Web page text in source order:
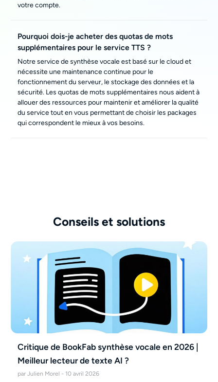
votre compte.
Pourquoi dois-je acheter des quotas de mots
supplémentaires pour le service TTS ?
Notre service de synthèse vocale est basé sur le cloud et
nécessite une maintenance continue pour le
fonctionnement du serveur, le stockage des données et la
sécurité. Les quotas de mots supplémentaires nous aident à
allouer des ressources pour maintenir et améliorer la qualité
du service tout en vous permettant de choisir les packages
qui correspondent le mieux à vos besoins.
Conseils et solutions
Critique de BookFab synthèse vocale en 2026 |
Meilleur lecteur de texte AI ?
par Julien Morel - 10 avril 2026